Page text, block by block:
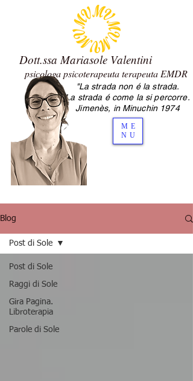
Dott.ssa Mariasole Valentini
psicologa psicoterapeuta terapeuta EMDR
2.0 Mariasole Valentini psicologa
psicoterapeuta Cesena
ME
NU
"La strada non é la strada.
La strada é come la si percorre.
Jimenès, in Minuchin 1974
Blog
Post di Sole
Raggi di Sole
Gira Pagina.
Libroterapia
Parole di Sole
Post di Sole